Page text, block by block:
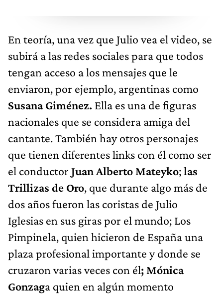
En teoría, una vez que Julio vea el video, se
subirá a las redes sociales para que todos
tengan acceso a los mensajes que le
enviaron, por ejemplo, argentinas como
Susana Giménez. Ella es una de figuras
nacionales que se considera amiga del
cantante. También hay otros personajes
que tienen diferentes links con él como ser
el conductor Juan Alberto Mateyko;las
Trillizas de Oro, que durante algo más de
dos años fueron las coristas de Julio
Iglesias en sus giras por el mundo; Los
Pimpinela, quien hicieron de España una
plaza profesional importante y donde se
cruzaron varias veces con él; Mónica
Gonzaga quien en algún momento